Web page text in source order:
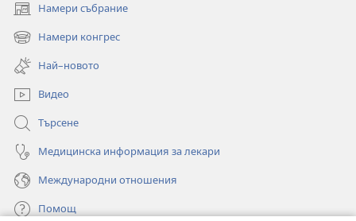
Намери събрание
(отваря
нов
прозорец)
Намери конгрес
(отваря
нов
прозорец)
Най–новото
Видео
Търсене
Медицинска информация за лекари
Международни отношения
Помощ